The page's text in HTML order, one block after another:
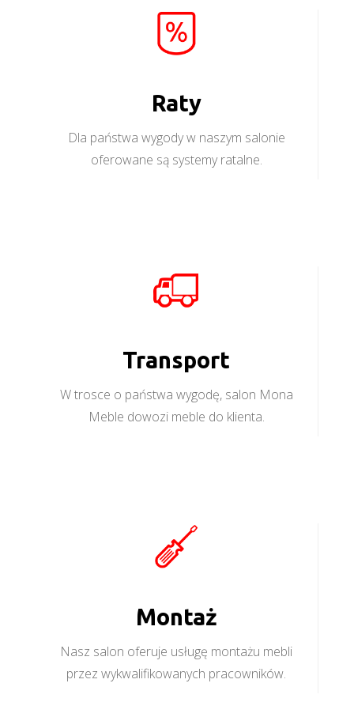
Raty
Dla państwa wygody w naszym salonie
oferowane są systemy ratalne.
Transport
W trosce o państwa wygodę, salon Mona
Meble dowozi meble do klienta.
Montaż
Nasz salon oferuje usługę montażu mebli
przez wykwalifikowanych pracowników.